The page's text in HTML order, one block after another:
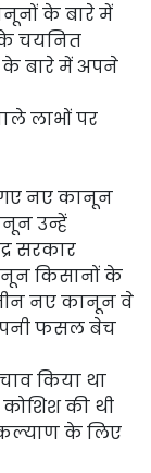
के बारे में
के चयनित
के बारे में अपने
लाभों पर
गए नए कानून
उन्हें
सरकार
किसानों के
नए कानून वे
फसल बेच
किया था
की थी
के लिए